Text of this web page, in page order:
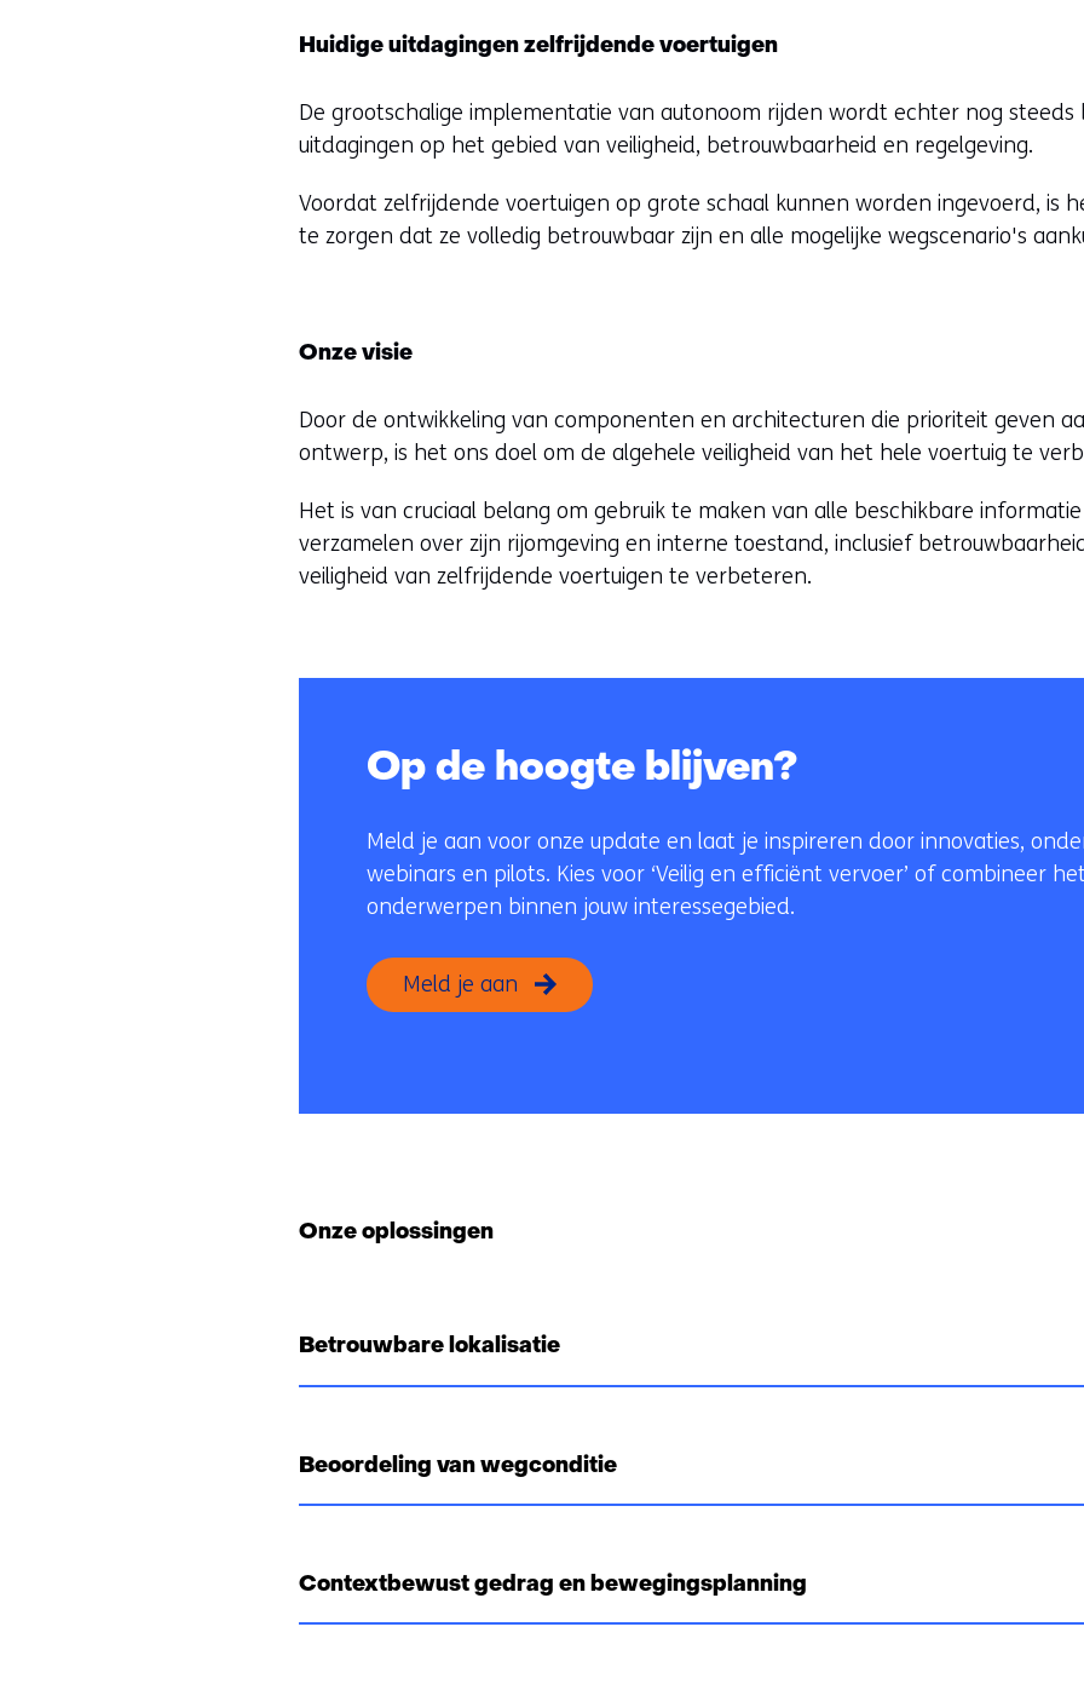
Huidige uitdagingen zelfrijdende voertuigen
De grootschalige implementatie van autonoom rijden wordt echter nog
uitdagingen op het gebied van veiligheid, betrouwbaarheid en regelgeving.
Voordat zelfrijdende voertuigen op grote schaal kunnen worden ingevoerd, is
te zorgen dat ze volledig betrouwbaar zijn en alle mogelijke wegscenario's
Onze visie
Door de ontwikkeling van componenten en architecturen die prioriteit geven
ontwerp, is het ons doel om de algehele veiligheid van het hele voertuig te
Het is van cruciaal belang om gebruik te maken van alle beschikbare
verzamelen over zijn rijomgeving en interne toestand, inclusief
veiligheid van zelfrijdende voertuigen te verbeteren.
Op de hoogte blijven?
Meld je aan voor onze update en laat je inspireren door innovaties,
webinars en pilots. Kies voor ‘Veilig en efficiënt vervoer’ of combineer
onderwerpen binnen jouw interessegebied.
Meld je aan
Onze oplossingen
Betrouwbare lokalisatie
Beoordeling van wegconditie
Contextbewust gedrag en bewegingsplanning